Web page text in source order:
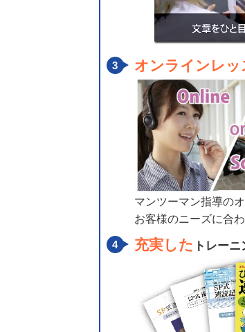
オンラインレッ
マンツーマン指導の
お客様のニーズに合
充実した トレーニ